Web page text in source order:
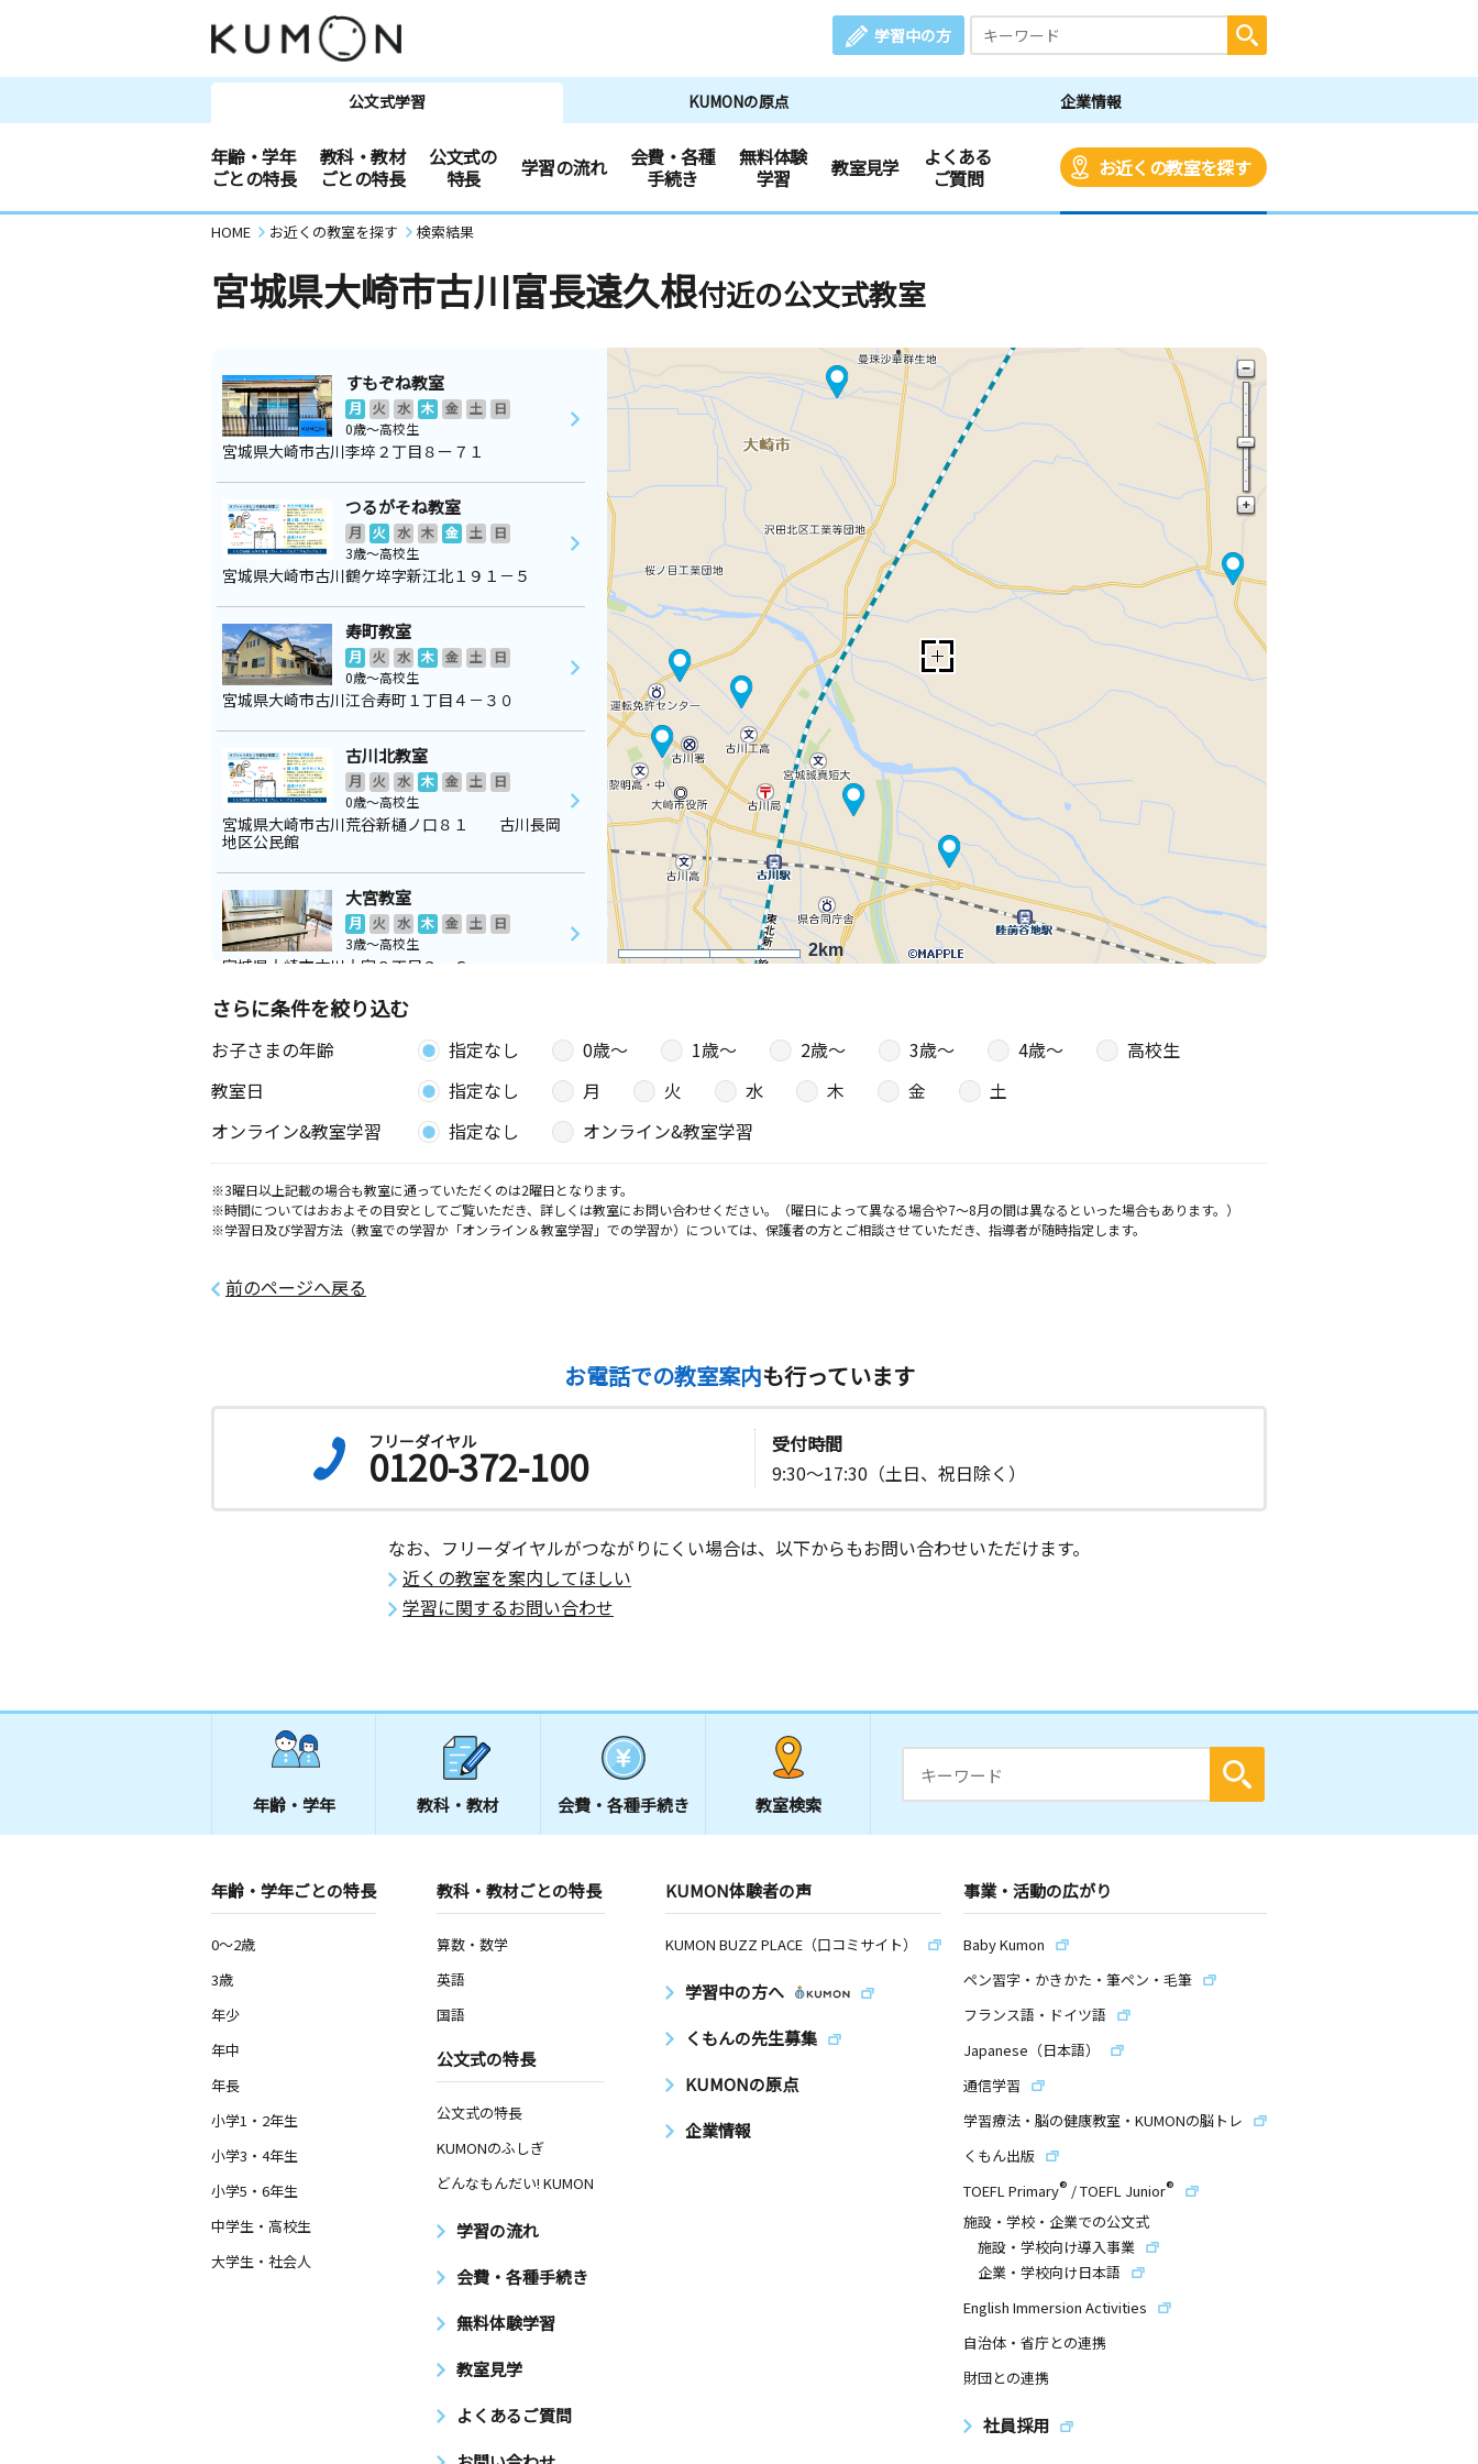
学習中の方
公文式学習 KUMONの原点 企業情報
年齢・学年
ごとの特長
教科・教材
ごとの特長
公文式の
特長
学習の流れ
会費・各種
手続き
無料体験
学習
教室見学
よくある
ご質問
お近くの教室を探す
HOME お近くの教室を探す 検索結果
宮城県大崎市古川富長遠久根付近の公文式教室
2km
すもぞね教室
月 火 水 木 金 土
日
0歳～高校生
宮城県大崎市古川李埣２丁目８ー７１
つるがそね教室
月 火 水 木 金 土
日
3歳～高校生
宮城県大崎市古川鶴ケ埣字新江北１９１－５
寿町教室
月 火 水 木 金 土
日
0歳～高校生
宮城県大崎市古川江合寿町１丁目４－３０
古川北教室
月 火 水 木 金 土
日
0歳～高校生
宮城県大崎市古川荒谷新樋ノ口８１ 古川長岡
地区公民館
大宮教室
月 火 水 木 金 土
日
3歳～高校生
宮城県大崎市古川大宮８丁目９－６
諏訪東教室
木 金 土 日
宮城県大崎市古川諏訪１丁目２‐１８４‐１ 諏
田尻教室
月 火 水 木 金 土
日
3歳～高校生
宮城県大崎市田尻字町６０－２
さらに条件を絞り込む
お子さまの年齢 指定なし 0歳〜 1歳〜 2歳〜 3歳〜 4歳〜
高校生
教室日
指定なし 月 火 水 木 金
土
オンライン&教室学習
指定なし オンライン&教室学習
※3曜日以上記載の場合も教室に通っていただくのは2曜日となります。
※時間についてはおおよその目安としてご覧いただき、詳しくは教室にお問い合わせください。（曜日によって異なる場合や7～8月の間は異なるといった場合もあります。）
※学習日及び学習方法（教室での学習か「オンライン＆教室学習」での学習か）については、保護者の方とご相談させていただき、指導者が随時指定します。
前のページへ戻る
お電話での教室案内も行っています
フリーダイヤル
0120-372-100
受付時間
9:30～17:30（土日、祝日除く）
なお、フリーダイヤルがつながりにくい場合は、以下からもお問い合わせいただけます。
近くの教室を案内してほしい
学習に関するお問い合わせ
年齢・学年 教科・教材 会費・ 各種手続き 教室検索
年齢・学年ごとの特長
0～2歳
3歳
年少
年中
年長
小学1・2年生
小学3・4年生
小学5・6年生
中学生・高校生
大学生・社会人
教科・教材ごとの特長
算数・数学
英語
国語
公文式の特長
公文式の特長
KUMONのふしぎ
どんなもんだい! KUMON
学習の流れ
会費・各種手続き
無料体験学習
教室見学
よくあるご質問
KUMON体験者の声
KUMON BUZZ PLACE（口コミサイト）
学習中の方へ
くもんの先生募集
KUMONの原点
企業情報
事業・活動の広がり
Baby Kumon
ペン習字・かきかた・筆ペン・毛筆
フランス語・ドイツ語
Japanese（日本語）
通信学習
学習療法・脳の健康教室・KUMONの脳トレ
くもん出版
TOEFL Primary® /TOEFL Junior®
施設・学校・企業での公文式
施設・学校向け導入事業
企業・学校向け日本語
English Immersion Activities
自治体・省庁との連携
財団との連携
社員採用